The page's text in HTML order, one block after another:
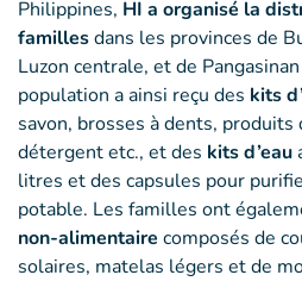
Philippines, HI a organisé la
famillesdans les provinces de
Luzon centrale, et de
population a ainsi reçu des kits
savon, brosses à dents,
détergent etc., et des kits d’eau
litres et des capsules pour
potable. Les familles ont
non-alimentaire composés de
solaires, matelas légers et de